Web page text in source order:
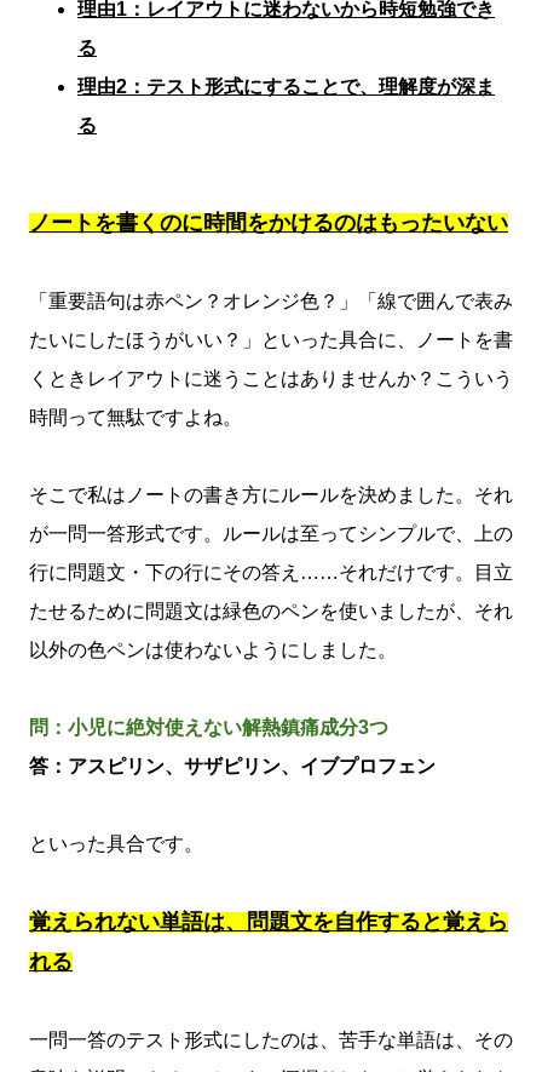
理由1：レイアウトに迷わないから時短勉強でき
る
理由2：テスト形式にすることで、理解度が深ま
る
ノートを書くのに時間をかけるのはもったいない
「重要語句は赤ペン？オレンジ色？」「線で囲んで表み
たいにしたほうがいい？」といった具合に、ノートを書
くときレイアウトに迷うことはありませんか？こういう
時間って無駄ですよね。
そこで私はノートの書き方にルールを決めました。それ
が一問一答形式です。ルールは至ってシンプルで、上の
行に問題文・下の行にその答え……それだけです。目立
たせるために問題文は緑色のペンを使いましたが、それ
以外の色ペンは使わないようにしました。
問：小児に絶対使えない解熱鎮痛成分3つ
答：アスピリン、サザピリン、イブプロフェン
といった具合です。
覚えられない単語は、問題文を自作すると覚えら
れる
一問一答のテスト形式にしたのは、苦手な単語は、その